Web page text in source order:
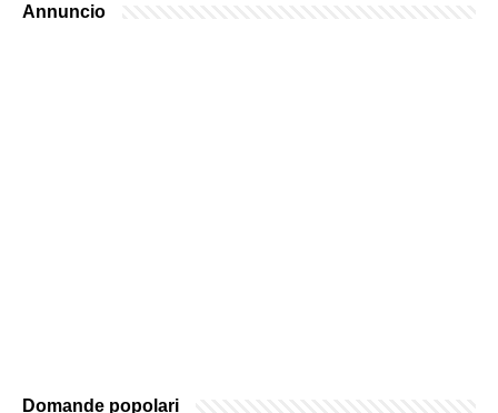
Annuncio
Domande popolari